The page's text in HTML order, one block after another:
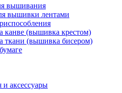
вышивания
вышивки лентами
канве (вышивка крестом)
ткани (вышивка бисером)
и аксессуары